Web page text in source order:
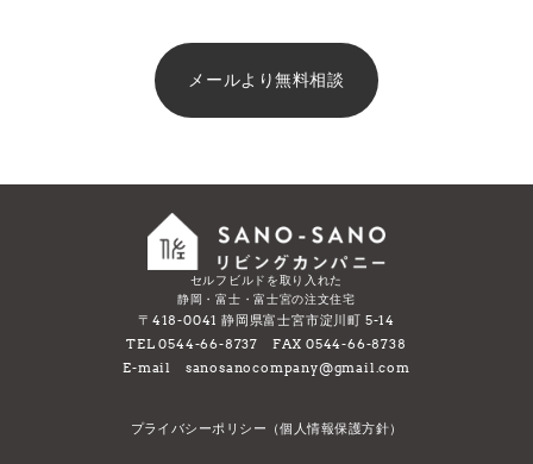
メールより無料相談
セルフビルドを取り入れた
静岡・富士・富士宮の注文住宅
〒418-0041 静岡県富士宮市淀川町 5-14
TEL 0544-66-8737 FAX 0544-66-8738
E-mail sanosanocompany@gmail.com
プライバシーポリシー（個人情報保護方針）